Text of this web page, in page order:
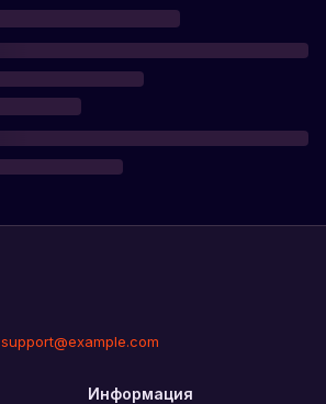
support@example.com
Информация